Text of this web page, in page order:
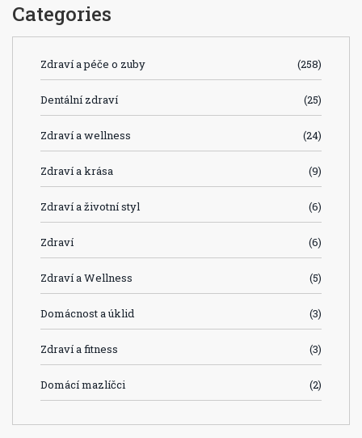
Categories
Zdraví a péče o zuby (258)
Dentální zdraví (25)
Zdraví a wellness (24)
Zdraví a krása (9)
Zdraví a životní styl (6)
Zdraví (6)
Zdraví a Wellness (5)
Domácnost a úklid (3)
Zdraví a fitness (3)
Domácí mazlíčci (2)